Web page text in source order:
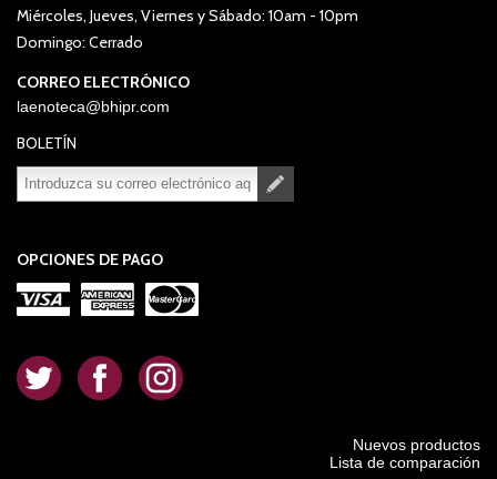
Miércoles, Jueves, Viernes y Sábado: 10am - 10pm
Domingo: Cerrado
CORREO ELECTRÓNICO
laenoteca@bhipr.com
BOLETÍN
OPCIONES DE PAGO
. . .
Nuevos productos
Lista de comparación